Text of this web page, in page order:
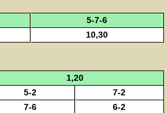
5-7-6
10,30
1,20
5-2
7-2
7-6 6-2